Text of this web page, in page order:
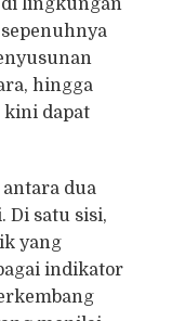
lingkungan
hingga
dapat
dua
Di satu sisi,
yang
indikator